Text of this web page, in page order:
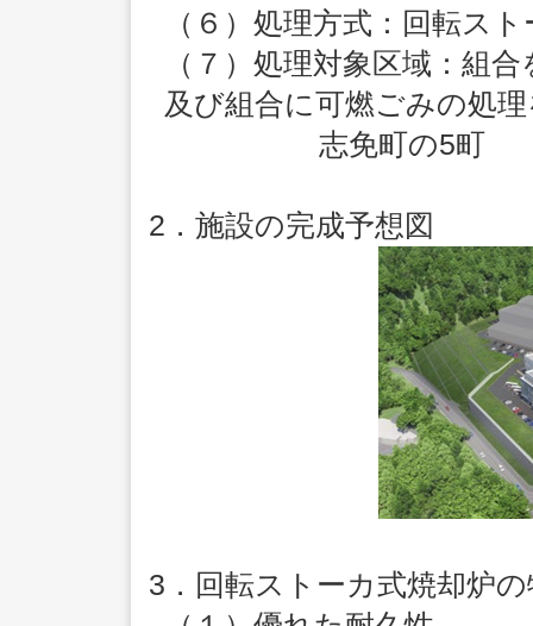
（６）処理方式：回転ス
（７）処理対象区域：組
及び組合に可燃ごみの処
志免町の5町
2．施設の完成予想図
3．回転ストーカ式焼却炉